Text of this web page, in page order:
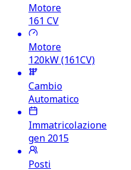
Motore
161 CV
Motore
120kW (161CV)
Cambio
Automatico
Immatricolazione
gen 2015
Posti